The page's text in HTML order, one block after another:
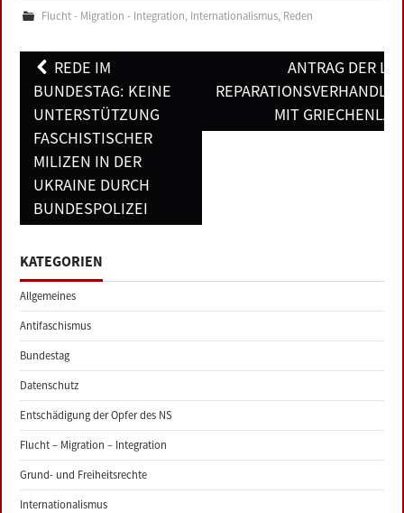
Flucht - Migration - Integration, Internationalismus, Reden
Post
navigation
REDE IM
BUNDESTAG: KEINE
UNTERSTÜTZUNG
FASCHISTISCHER
MILIZEN IN DER
UKRAINE DURCH
BUNDESPOLIZEI
ANTRAG DER
MIT
KATEGORIEN
Allgemeines
Antifaschismus
Bundestag
Datenschutz
Entschädigung der Opfer des NS
Flucht – Migration – Integration
Grund- und Freiheitsrechte
Internationalismus